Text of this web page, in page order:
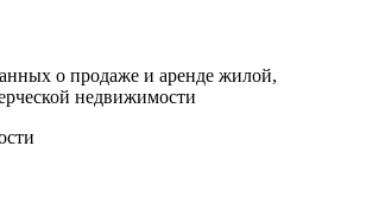
о продаже и аренде жилой,
недвижимости